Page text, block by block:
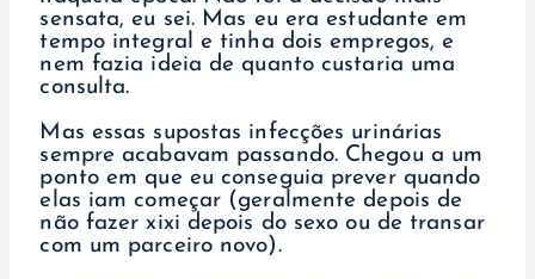
sensata, eu sei. Mas eu era estudante em
tempo integral e tinha dois empregos, e
nem fazia ideia de quanto custaria uma
consulta.
Mas essas supostas infecções urinárias
sempre acabavam passando. Chegou a um
ponto em que eu conseguia prever quando
elas iam começar (geralmente depois de
não fazer xixi depois do sexo ou de transar
com um parceiro novo).